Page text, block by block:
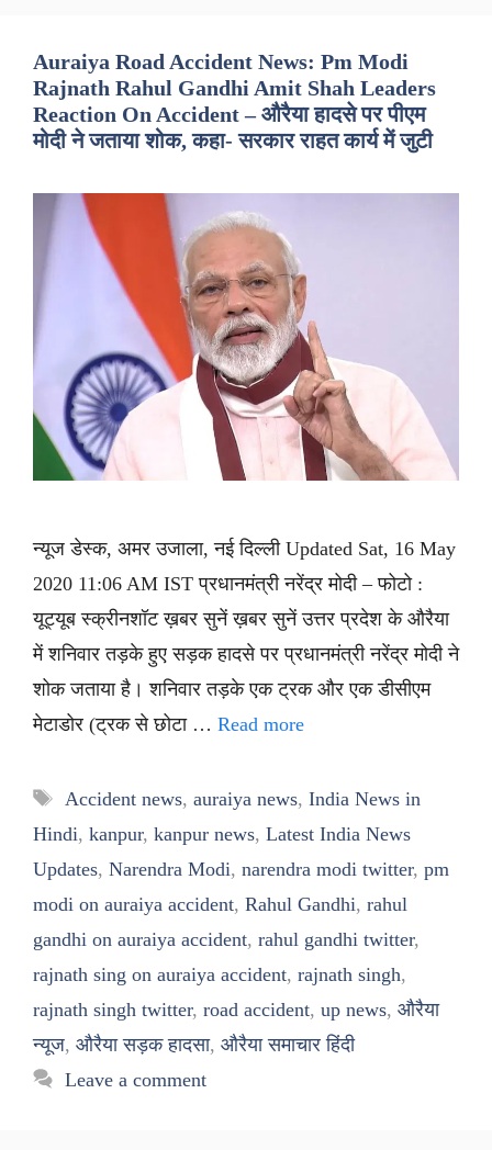
Auraiya Road Accident News: Pm Modi
Rajnath Rahul Gandhi Amit Shah Leaders
Reaction On Accident – औरैया हादसे पर पीएम
मोदी ने जताया शोक, कहा- सरकार राहत कार्य में जुटी
न्यूज डेस्क, अमर उजाला, नई दिल्ली Updated Sat, 16 May
2020 11:06 AM IST प्रधानमंत्री नरेंद्र मोदी – फोटो :
यूट्यूब स्क्रीनशॉट ख़बर सुनें ख़बर सुनें उत्तर प्रदेश के औरैया
में शनिवार तड़के हुए सड़क हादसे पर प्रधानमंत्री नरेंद्र मोदी ने
शोक जताया है। शनिवार तड़के एक ट्रक और एक डीसीएम
मेटाडोर (ट्रक से छोटा … Read more
Tags
Accident news, auraiya news, India News in
Hindi, kanpur, kanpur news, Latest India News
Updates, Narendra Modi, narendra modi twitter, pm
modi on auraiya accident, Rahul Gandhi, rahul
gandhi on auraiya accident, rahul gandhi twitter,
rajnath sing on auraiya accident, rajnath singh,
rajnath singh twitter, road accident, up news, औरैया
न्यूज, औरैया सड़क हादसा, औरैया समाचार हिंदी
Leave a comment